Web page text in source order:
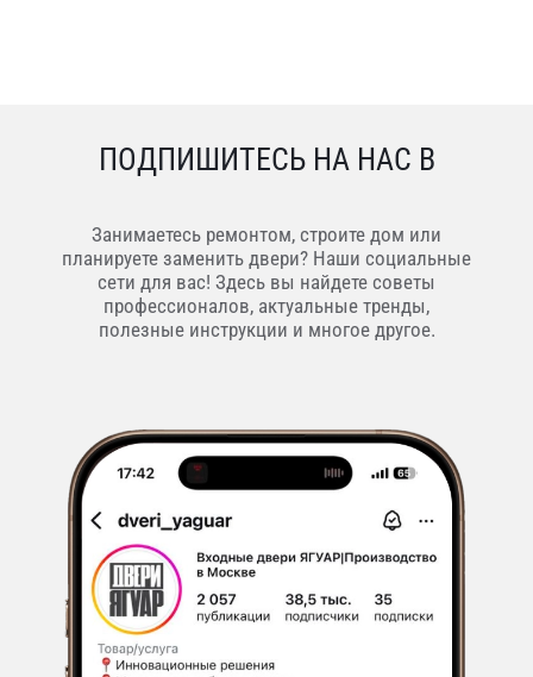
ПОДПИШИТЕСЬ НА НАС В
Занимаетесь ремонтом, строите дом или
планируете заменить двери? Наши социальные
сети для вас! Здесь вы найдете советы
профессионалов, актуальные тренды,
полезные инструкции и многое другое.